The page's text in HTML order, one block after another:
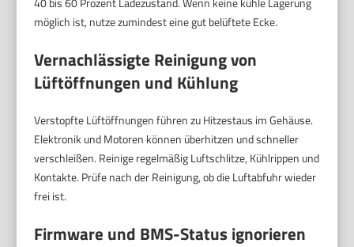
möglich ist, nutze zumindest eine gut belüftete Ecke.
Vernachlässigte Reinigung von
Lüftöffnungen und Kühlung
Verstopfte Lüftöffnungen führen zu Hitzestaus im Gehäuse.
Elektronik und Motoren können überhitzen und schneller
verschleißen. Reinige regelmäßig Luftschlitze, Kühlrippen und
Kontakte. Prüfe nach der Reinigung, ob die Luftabfuhr wieder
frei ist.
Firmware und BMS-Status ignorieren